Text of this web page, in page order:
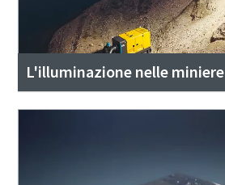
L'illuminazione nelle miniere